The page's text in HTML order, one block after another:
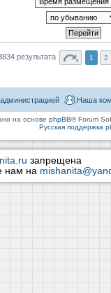
результата 1 2
Наша
на основе phpBB® Forum
Русская поддержка
запрещена
нам на